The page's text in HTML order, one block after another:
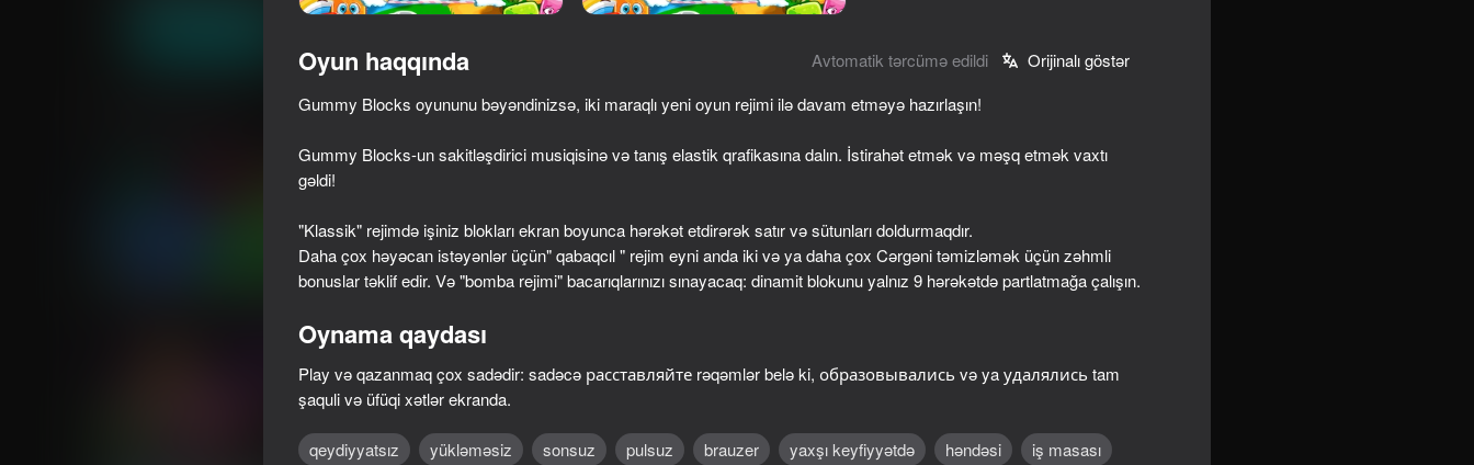
Block Master - Super Puzzle!
84
Pixel Flow: Color Blast
78
Wood Block Classic
77
Blocks and that's it
75 51 77
Oyun haqqında Avtomatik tərcümə edildi
Orijinalı göstər
Gummy Blocks oyununu bəyəndinizsə, iki maraqlı yeni oyun rejimi ilə davam etməyə hazırlaşın!
Gummy Blocks-un sakitləşdirici musiqisinə və tanış elastik qrafikasına dalın. İstirahət etmək və məşq etmək vaxtı
gəldi!
"Klassik" rejimdə işiniz blokları ekran boyunca hərəkət etdirərək satır və sütunları doldurmaqdır.
Daha çox həyəcan istəyənlər üçün" qabaqcıl " rejim eyni anda iki və ya daha çox Cərgəni təmizləmək üçün zəhmli
bonuslar təklif edir. Və "bomba rejimi" bacarıqlarınızı sınayacaq: dinamit blokunu yalnız 9 hərəkətdə partlatmağa çalışın.
Oynama qaydası
Play və qazanmaq çox sadədir: sadəcə расставляйте rəqəmlər belə ki, образовывались və ya удалялись tam
şaquli və üfüqi xətlər ekranda.
qeydiyyatsız yükləməsiz sonsuz pulsuz brauzer yaxşı keyfiyyətdə həndəsi iş masası